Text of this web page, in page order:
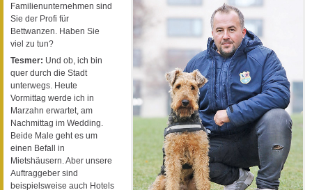
Familienunternehmen sind
Sie der Profi für
Bettwanzen. Haben Sie
viel zu tun?
Tesmer: Und ob, ich bin
quer durch die Stadt
unterwegs. Heute
Vormittag werde ich in
Marzahn erwartet, am
Nachmittag im Wedding.
Beide Male geht es um
einen Befall in
Mietshäusern. Aber unsere
Auftraggeber sind
beispielsweise auch Hotels